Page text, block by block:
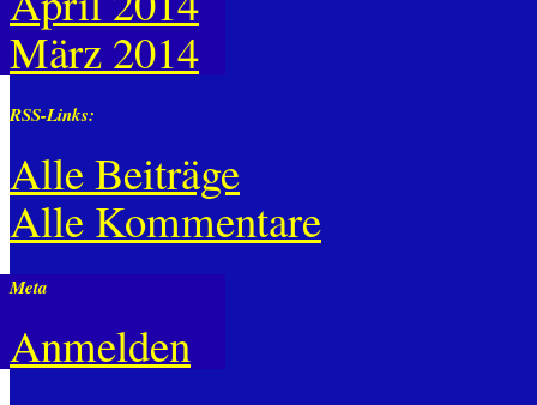
März 2014
RSS-Links:
Alle Beiträge
Alle Kommentare
Meta
Anmelden